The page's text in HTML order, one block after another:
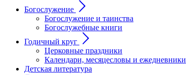
Богослужение
Богослужение и таинства
Богослужебные книги
Годичный круг
Церковные праздники
Календари, месяцесловы и ежедневники
Детская литература